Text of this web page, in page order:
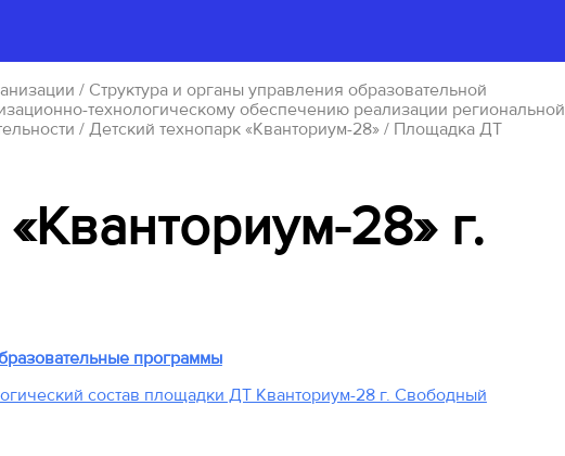
/ Структура и органы управления образовательной
технологическому обеспечению реализации региональной
/ Детский технопарк «Кванториум-28»/ Площадка ДТ
28» г.
программы
состав площадки ДТ Кванториум-28 г. Свободный